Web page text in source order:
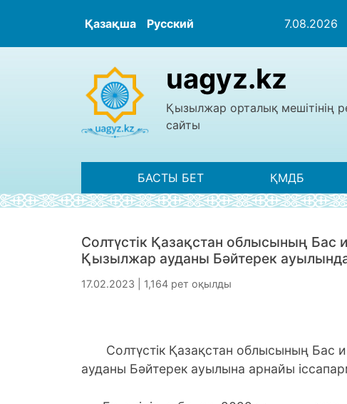
Қазақша Русский 7.08.2026
uagyz.kz
Қызылжар орталық мешітінің
сайты
БАСТЫ БЕТ ҚМДБ
Солтүстік Қазақстан облысының
Қызылжар ауданы Бәйтерек
17.02.2023 | 1,164 рет оқылды
Солтүстік Қазақстан облысының Бас
ауданы Бәйтерек ауылына арнайы